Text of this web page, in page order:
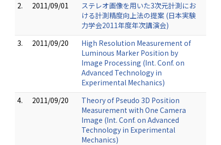
2.
2011/09/01
ステレオ画像を用いた3次元計測にお
ける計測精度向上法の提案 (日本実験
力学会2011年度年次講演会)
3.
2011/09/20
High Resolution Measurement of
Luminous Marker Position by
Image Processing (Int. Conf. on
Advanced Technology in
Experimental Mechanics)
4.
2011/09/20
Theory of Pseudo 3D Position
Measurement with One Camera
Image (Int. Conf. on Advanced
Technology in Experimental
Mechanics)